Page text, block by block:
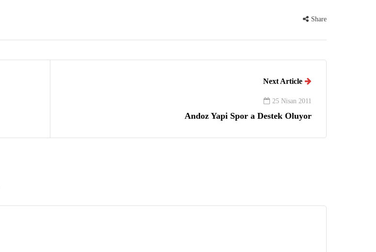
Share
Next Article
25 Nisan 2011
Andoz Yapi Spor a Destek Oluyor